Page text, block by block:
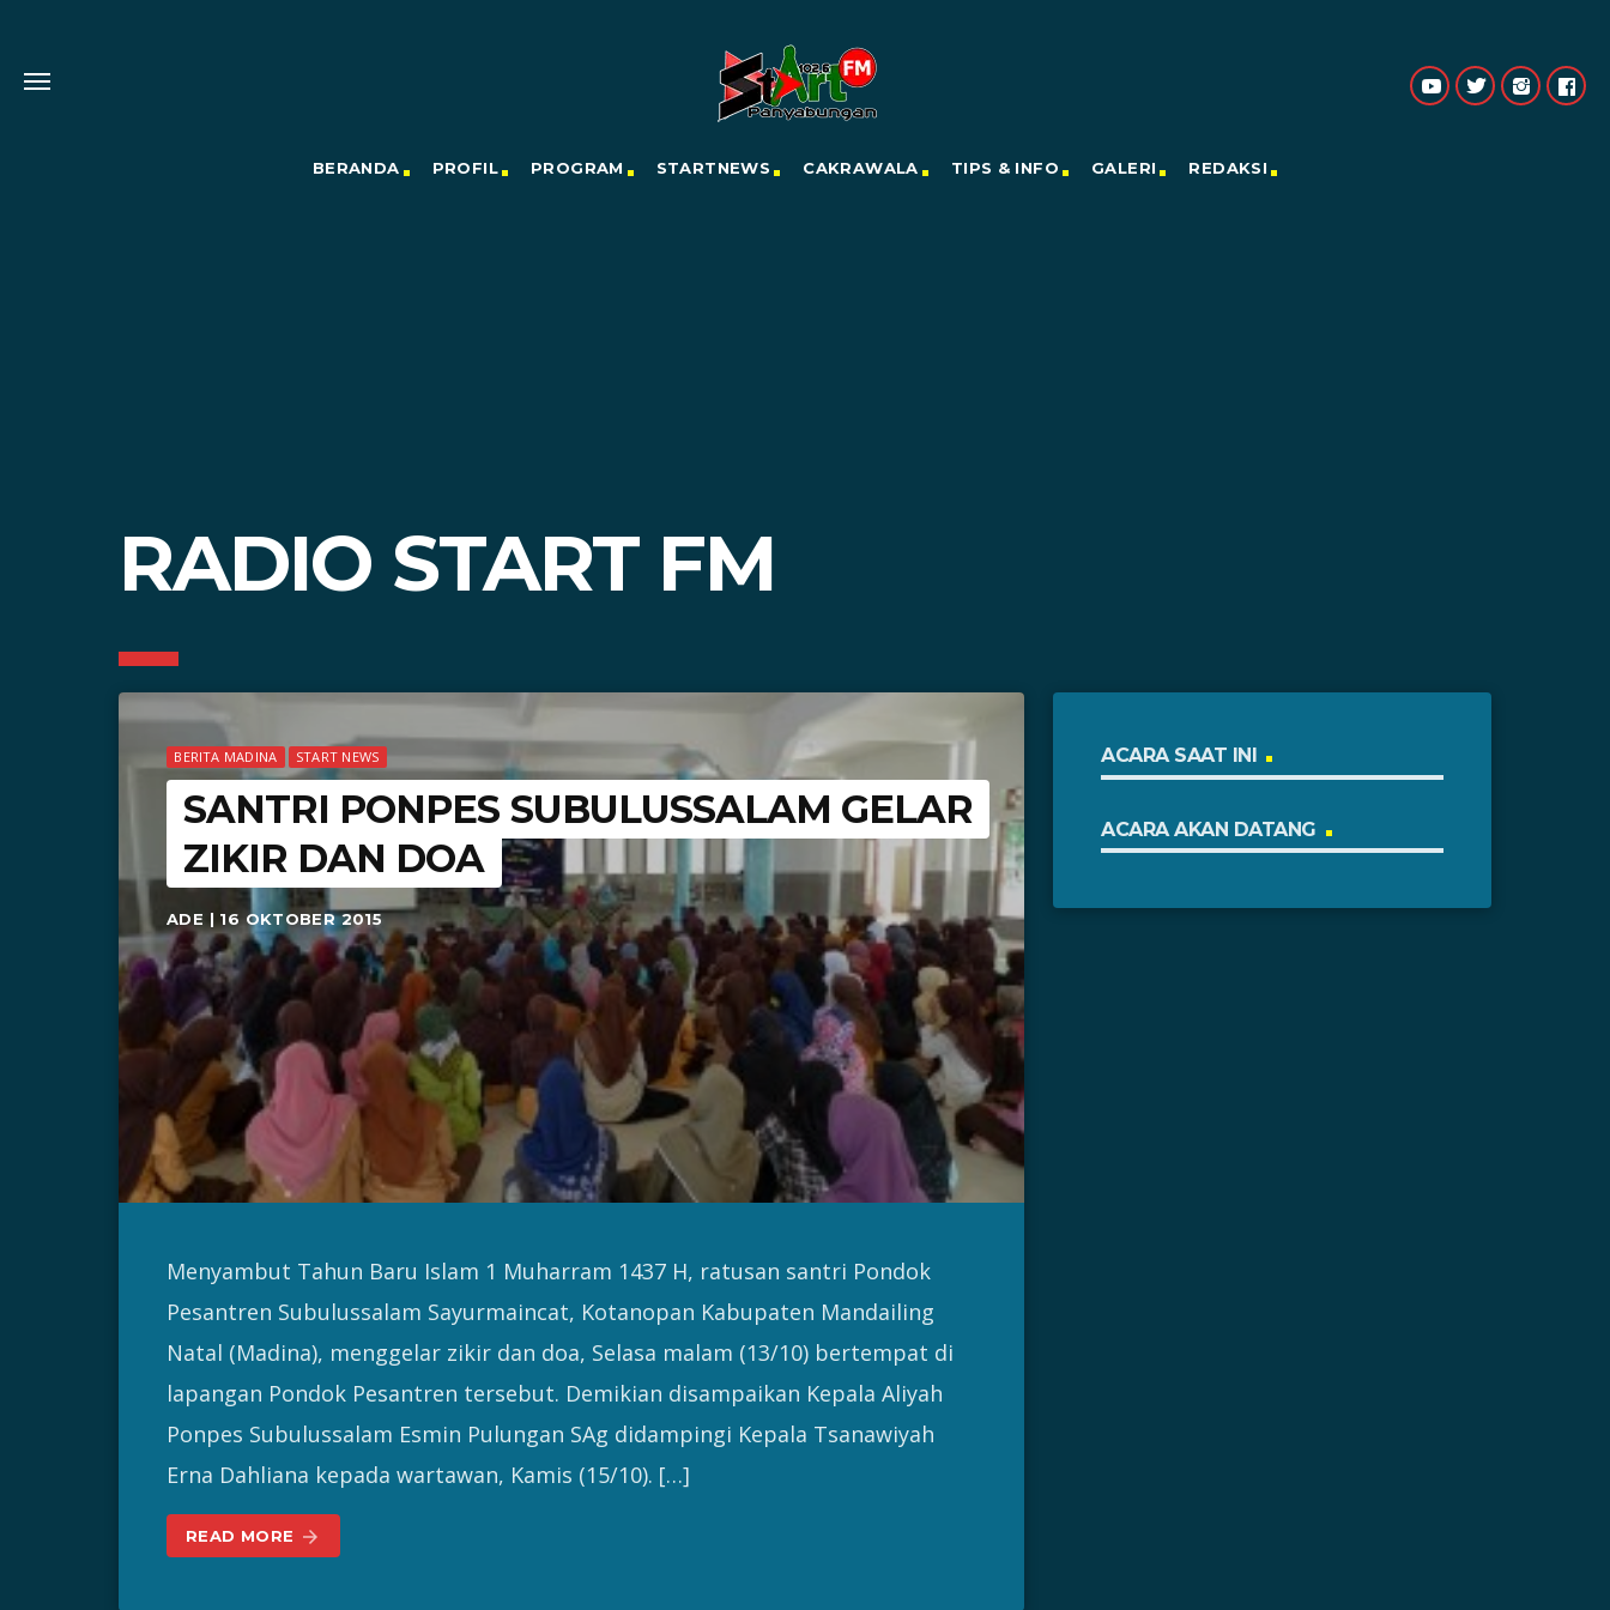
BERANDA PROFIL PROGRAM STARTNEWS CAKRAWALA TIPS & INFO GALERI REDAKSI
RADIO START FM
BERITA MADINA START NEWS
SANTRI PONPES SUBULUSSALAM GELAR
ZIKIR DAN DOA
ADE | 16 OKTOBER 2015
Menyambut Tahun Baru Islam 1 Muharram 1437 H, ratusan santri Pondok
Pesantren Subulussalam Sayurmaincat, Kotanopan Kabupaten Mandailing
Natal (Madina), menggelar zikir dan doa, Selasa malam (13/10) bertempat di
lapangan Pondok Pesantren tersebut. Demikian disampaikan Kepala Aliyah
Ponpes Subulussalam Esmin Pulungan SAg didampingi Kepala Tsanawiyah
Erna Dahliana kepada wartawan, Kamis (15/10). […]
READ MORE arrow_forward
ACARA SAAT INI
ACARA AKAN DATANG